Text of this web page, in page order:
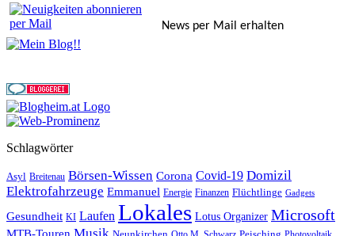
News per Mail erhalten
Schlagwörter
Asyl Breitenau Börsen-Wissen Corona Covid-19 Domizil
Elektrofahrzeuge Emmanuel Energie Finanzen Flüchtlinge Gadgets
Gesundheit KI Laufen Lokales Lotus Organizer Microsoft